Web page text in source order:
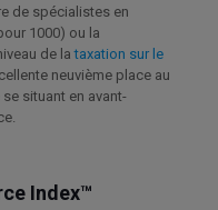
de spécialistes en
1000) ou la
de lataxation sur le
neuvième place au
situant en avant-
Index™